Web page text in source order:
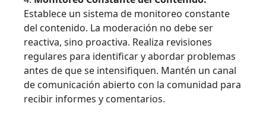
Establece un sistema de monitoreo constante
del contenido. La moderación no debe ser
reactiva, sino proactiva. Realiza revisiones
regulares para identificar y abordar problemas
antes de que se intensifiquen. Mantén un canal
de comunicación abierto con la comunidad para
recibir informes y comentarios.